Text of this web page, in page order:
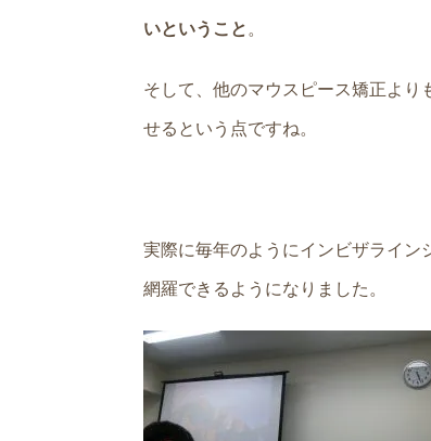
いということ 。
そして、他のマウスピース矯正より
せるという点ですね。
実際に毎年のようにインビザライン
網羅できるようになりました。